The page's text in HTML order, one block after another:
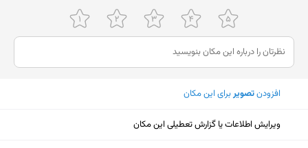
افزودنتصویربرای این مکان
ویرایش اطلاعات یا گزارش تعطیلی این مکان